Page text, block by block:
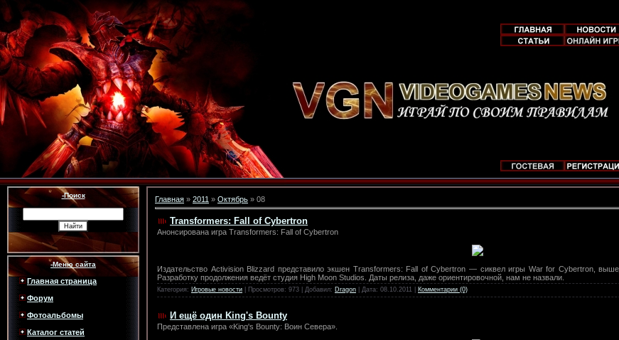
-Поиск
-Меню сайта
Главная страница
Форум
Фотоальбомы
Каталог статей
Главная » 2011 » Октябрь » 08
Transformers: Fall of Cybertron
Анонсирована игра Transformers: Fall of Cybertron
Издательство Activision Blizzard представило экшен Transformers: Fall of Cybertron — сиквел игры War for Cybertron,
Разработку продолжения ведёт студия High Moon Studios. Даты релиза, даже ориентировочной, нам не назвали.
Категория: Игровые новости | Просмотров: 973 | Добавил: Dragon | Дата: 08.10.2011 Комментарии (0)
И ещё один King's Bounty
Представлена игра «King's Bounty: Воин Севера».